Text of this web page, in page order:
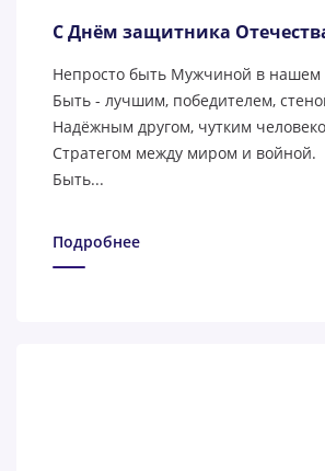
С Днём защитника
Непросто быть Мужчиной в нашем
Быть - лучшим, победителем,
Надёжным другом, чутким
Стратегом между миром и войной.
Быть...
Подробнее